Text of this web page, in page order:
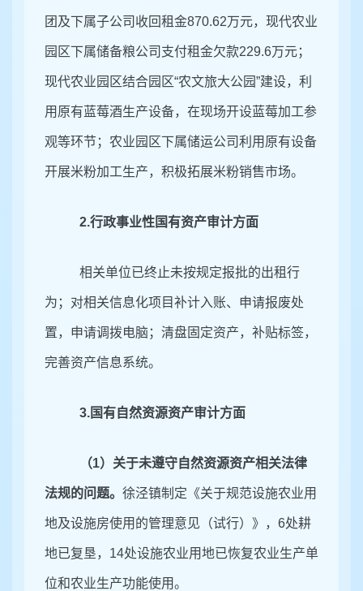
团及下属子公司收回租金870.62万元，现代农业
园区下属储备粮公司支付租金欠款229.6万元；
现代农业园区结合园区“农文旅大公园”建设，利
用原有蓝莓酒生产设备，在现场开设蓝莓加工参
观等环节；农业园区下属储运公司利用原有设备
开展米粉加工生产，积极拓展米粉销售市场。
2.行政事业性国有资产审计方面
相关单位已终止未按规定报批的出租行
为；对相关信息化项目补计入账、申请报废处
置，申请调拨电脑；清盘固定资产，补贴标签，
完善资产信息系统。
3.国有自然资源资产审计方面
（1）关于未遵守自然资源资产相关法律
法规的问题。 徐泾镇制定《关于规范设施农业用
地及设施房使用的管理意见（试行）》， 6处耕
地已复垦， 14处设施农业用地已恢复农业生产单
位和农业生产功能使用。